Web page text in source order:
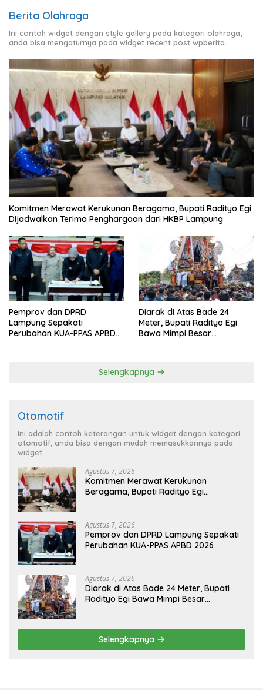
Berita Olahraga
Ini contoh widget dengan style gallery pada kategori olahraga,
anda bisa mengaturnya pada widget recent post wpberita.
Komitmen Merawat Kerukunan Beragama, Bupati Radityo Egi
Dijadwalkan Terima Penghargaan dari HKBP Lampung
Pemprov dan DPRD
Lampung Sepakati
Perubahan KUA-PPAS APBD
Diarak di Atas Bade 24
Meter, Bupati Radityo Egi
Bawa Mimpi Besar
Selengkapnya
Otomotif
Ini adalah contoh keterangan untuk widget dengan kategori
otomotif, anda bisa dengan mudah memasukkannya pada
widget.
Agustus 7, 2026
Komitmen Merawat Kerukunan
Beragama, Bupati Radityo Egi
Agustus 7, 2026
Pemprov dan DPRD Lampung Sepakati
Perubahan KUA-PPAS APBD 2026
Agustus 7, 2026
Diarak di Atas Bade 24 Meter, Bupati
Radityo Egi Bawa Mimpi Besar
Selengkapnya